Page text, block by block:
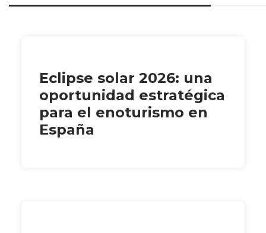
Eclipse solar 2026: una
oportunidad estratégica
para el enoturismo en
España